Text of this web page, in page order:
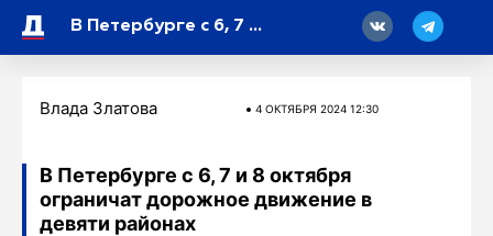
В Петербурге с 6, 7 и 8 октября ограничат дорожное движение в девяти районах
Влада Златова 4 ОКТЯБРЯ 2024 12:30
В Петербурге с 6, 7 и 8 октября
ограничат дорожное движение в
девяти районах